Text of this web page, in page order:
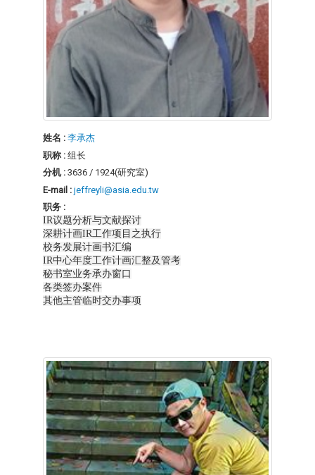
姓名 : 李承杰
职称 : 组长
分机 : 3636 / 1924(研究室)
E-mail : jeffreyli@asia.edu.tw
职务 :
IR议题分析与文献探讨
深耕计画IR工作项目之执行
校务发展计画书汇编
IR中心年度工作计画汇整及管考
秘书室业务承办窗口
各类签办案件
其他主管临时交办事项